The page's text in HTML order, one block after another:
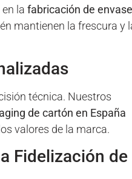
la fabricación de
mantienen la frescura y
técnica. Nuestros
de cartón en España
valores de la marca.
Fidelización de